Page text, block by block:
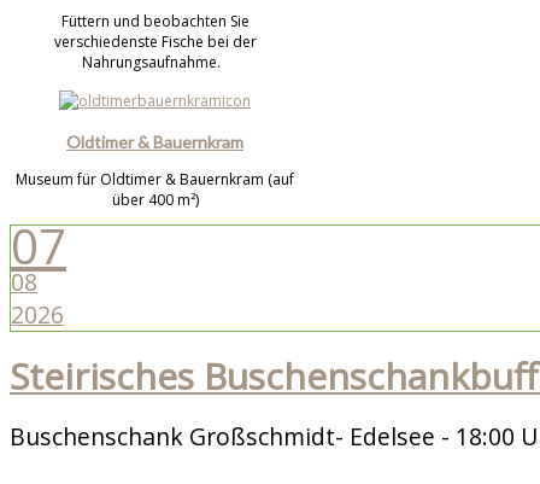
Füttern und beobachten Sie
verschiedenste Fische bei der
Nahrungsaufnahme.
Oldtimer & Bauernkram
Museum für Oldtimer & Bauernkram (auf
über 400 m²)
07
08
2026
Steirisches
Buschenschank Großschmidt- Edelsee - 18:00